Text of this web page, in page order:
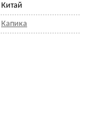
Китай
Капика